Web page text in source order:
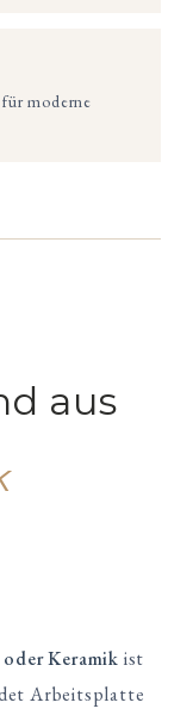
moderne
aus
Keramik ist
Arbeitsplatte